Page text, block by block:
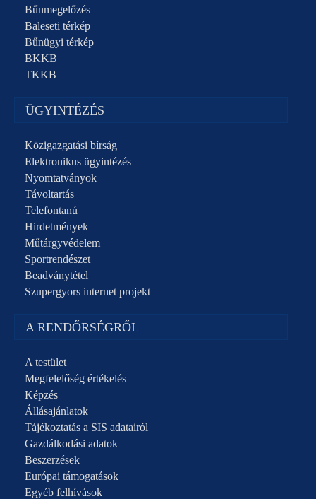
Bűnmegelőzés
Baleseti térkép
Bűnügyi térkép
BKKB
TKKB
ÜGYINTÉZÉS
Közigazgatási bírság
Elektronikus ügyintézés
Nyomtatványok
Távoltartás
Telefontanú
Hirdetmények
Műtárgyvédelem
Sportrendészet
Beadványtétel
Szupergyors internet projekt
A RENDŐRSÉGRŐL
A testület
Megfelelőség értékelés
Képzés
Állásajánlatok
Tájékoztatás a SIS adatairól
Gazdálkodási adatok
Beszerzések
Európai támogatások
Egyéb felhívások